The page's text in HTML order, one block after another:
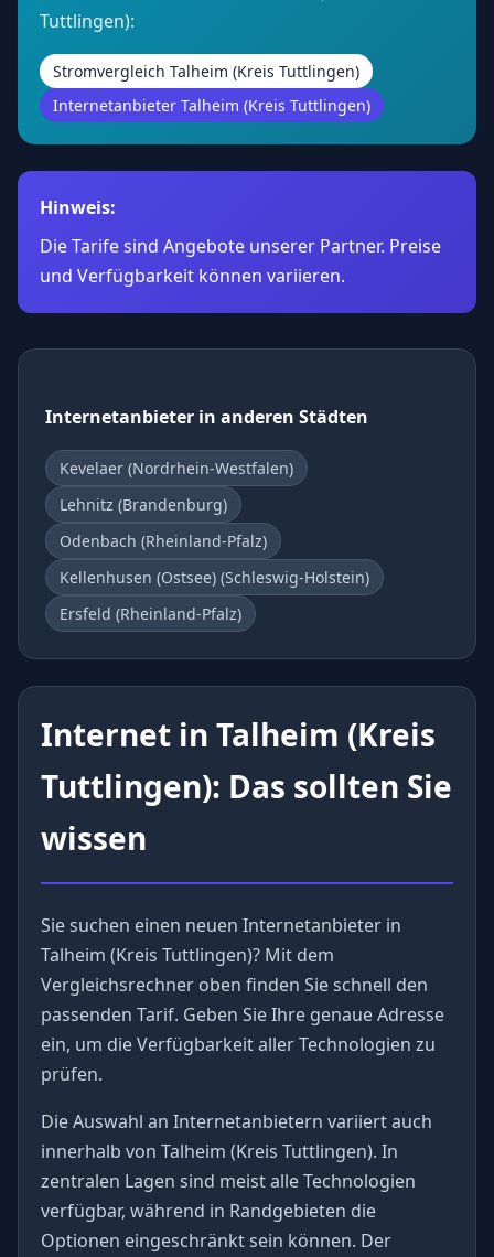
Tuttlingen):
Stromvergleich Talheim (Kreis Tuttlingen)
Internetanbieter Talheim (Kreis Tuttlingen)
Hinweis:
Die Tarife sind Angebote unserer Partner. Preise
und Verfügbarkeit können variieren.
Internetanbieter in anderen Städten
Kevelaer (Nordrhein-Westfalen)
Lehnitz (Brandenburg)
Odenbach (Rheinland-Pfalz)
Kellenhusen (Ostsee) (Schleswig-Holstein)
Ersfeld (Rheinland-Pfalz)
Internet in Talheim (Kreis
Tuttlingen): Das sollten Sie
wissen
Sie suchen einen neuen Internetanbieter in
Talheim (Kreis Tuttlingen)? Mit dem
Vergleichsrechner oben finden Sie schnell den
passenden Tarif. Geben Sie Ihre genaue Adresse
ein, um die Verfügbarkeit aller Technologien zu
prüfen.
Die Auswahl an Internetanbietern variiert auch
innerhalb von Talheim (Kreis Tuttlingen). In
zentralen Lagen sind meist alle Technologien
verfügbar, während in Randgebieten die
Optionen eingeschränkt sein können. Der